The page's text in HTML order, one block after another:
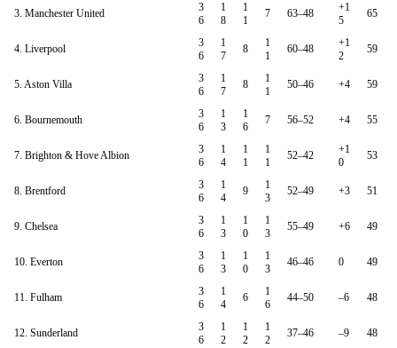
3. Manchester United
3
6
1
8
1
1
7 63–48
+1
5
65
4. Liverpool
3
6
1
7
8
1
1
60–48
+1
2
59
5. Aston Villa
3
6
1
7
8
1
1
50–46 +4 59
6. Bournemouth
3
6
1
3
1
6
7 56–52 +4 55
7. Brighton & Hove Albion
3
6
1
4
1
1
1
1
52–42
+1
0
53
8. Brentford
3
6
1
4
9
1
3
52–49 +3 51
9. Chelsea
3
6
1
3
1
0
1
3
55–49 +6 49
10. Everton
3
6
1
3
1
0
1
3
46–46 0 49
11. Fulham
3
6
1
4
6
1
6
44–50 –6 48
12. Sunderland
3
6
1
2
1
2
1
2
37–46 –9 48